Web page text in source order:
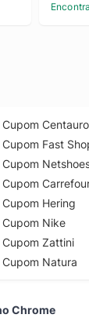
Cupom Centauro
Cupom Fast
Cupom
Cupom
Cupom Hering
Cupom Nike
Cupom Zattini
Cupom Natura
Chrome